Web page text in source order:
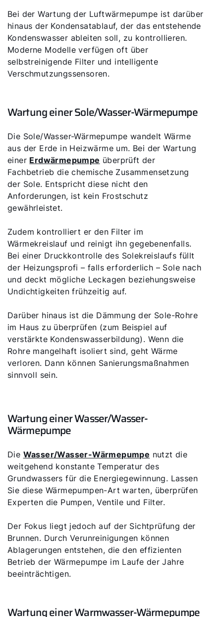
Bei der Wartung der Luftwärmepumpe ist darüber
hinaus der Kondensatablauf, der das entstehende
Kondenswasser ableiten soll, zu kontrollieren.
Moderne Modelle verfügen oft über
selbstreinigende Filter und intelligente
Verschmutzungssensoren.
Wartung einer Sole/Wasser-Wärmepumpe
Die Sole/Wasser-Wärmepumpe wandelt Wärme
aus der Erde in Heizwärme um. Bei der Wartung
einer Erdwärmepumpe überprüft der
Fachbetrieb die chemische Zusammensetzung
der Sole. Entspricht diese nicht den
Anforderungen, ist kein Frostschutz
gewährleistet.
Zudem kontrolliert er den Filter im
Wärmekreislauf und reinigt ihn gegebenenfalls.
Bei einer Druckkontrolle des Solekreislaufs füllt
der Heizungsprofi – falls erforderlich – Sole nach
und deckt mögliche Leckagen beziehungsweise
Undichtigkeiten frühzeitig auf.
Darüber hinaus ist die Dämmung der Sole-Rohre
im Haus zu überprüfen (zum Beispiel auf
verstärkte Kondenswasserbildung). Wenn die
Rohre mangelhaft isoliert sind, geht Wärme
verloren. Dann können Sanierungsmaßnahmen
sinnvoll sein.
Wartung einer Wasser/Wasser-
Wärmepumpe
Die Wasser/Wasser-Wärmepumpe nutzt die
weitgehend konstante Temperatur des
Grundwassers für die Energiegewinnung. Lassen
Sie diese Wärmepumpen-Art warten, überprüfen
Experten die Pumpen, Ventile und Filter.
Der Fokus liegt jedoch auf der Sichtprüfung der
Brunnen. Durch Verunreinigungen können
Ablagerungen entstehen, die den effizienten
Betrieb der Wärmepumpe im Laufe der Jahre
beeinträchtigen.
Wartung einer Warmwasser-Wärmepumpe
Servus!
Wie können wir Ihnen helfen?
Service kontaktieren
Produktberatung
Wichtige Links
5 Jahre Garantie
Privatkunden-Downloads